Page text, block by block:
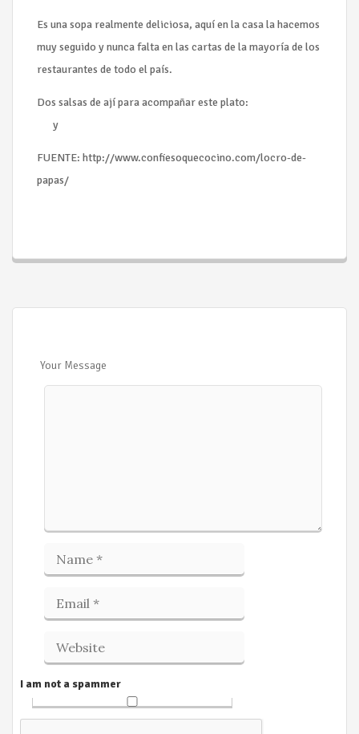
Es una sopa realmente deliciosa, aquí en la casa la hacemos
muy seguido y nunca falta en las cartas de la mayoría de los
restaurantes de todo el país.
Dos salsas de ají para acompañar este plato:
y
FUENTE: http://www.confiesoquecocino.com/locro-de-
papas/
Your Message
I am not a spammer